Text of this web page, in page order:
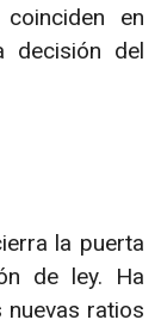
en
decisión del
la puerta
de ley. Ha
nuevas ratios